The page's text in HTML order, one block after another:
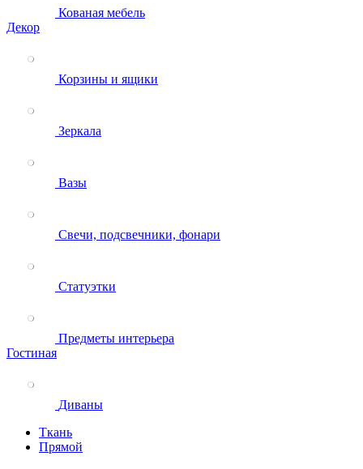
Кованая мебель
Декор
Корзины и ящики
Зеркала
Вазы
Свечи, подсвечники, фонари
Статуэтки
Предметы интерьера
Гостиная
Диваны
Ткань
Прямой